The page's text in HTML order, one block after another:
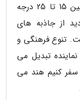
نماید. دمای هوا در بسیاری از شهرها بین 15 تا 25 درجه
از جاذبه های
تنوع فرهنگی و
تبدیل می
سفر کنیم هند می